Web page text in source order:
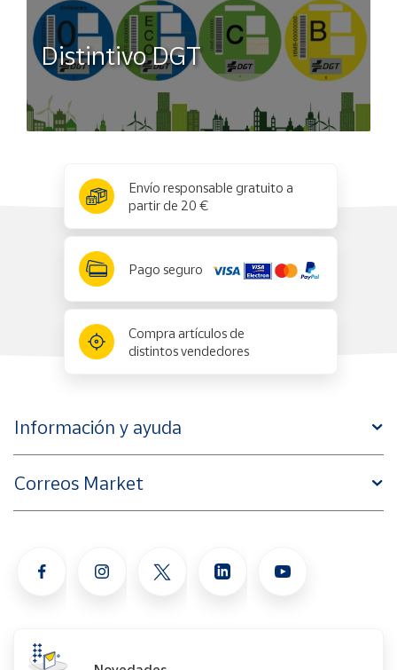
Distintivo DGT
Envío responsable gratuito a
partir de 20 €
Pago seguro
Compra artículos de
distintos vendedores
Información y ayuda
Correos Market